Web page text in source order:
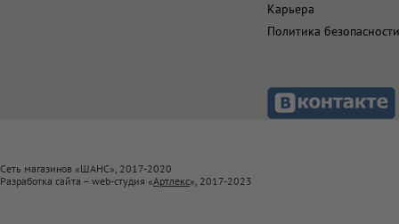
Карьера
Политика безопасности
Сеть магазинов «ШАНС», 2017-2020
Разработка сайта – web-студия «Артлекс», 2017-2023